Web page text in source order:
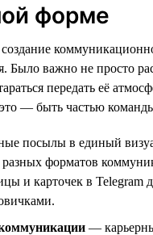
форме
Было важно не просто
передать её
это — быть частью
посылы в единый
разных форматов
и карточек в Telegram
—